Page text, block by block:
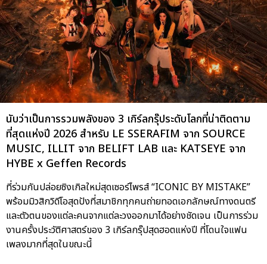
นับว่าเป็นการรวมพลังของ 3 เกิร์ลกรุ๊ประดับโลกที่น่าติดตาม
ที่สุดแห่งปี 2026 สำหรับ LE SSERAFIM จาก SOURCE
MUSIC, ILLIT จาก BELIFT LAB และ KATSEYE จาก
HYBE x Geffen Records
ที่ร่วมกันปล่อยซิงเกิลใหม่สุดเซอร์ไพรส์ “ICONIC BY MISTAKE”
พร้อมมิวสิกวิดีโอสุดปังที่สมาชิกทุกคนถ่ายทอดเอกลักษณ์ทางดนตรี
และตัวตนของแต่ละคนจากแต่ละวงออกมาได้อย่างชัดเจน เป็นการร่วม
งานครั้งประวัติศาสตร์ของ 3 เกิร์ลกรุ๊ปสุดฮอตแห่งปี ที่โดนใจแฟน
เพลงมากที่สุดในขณะนี้